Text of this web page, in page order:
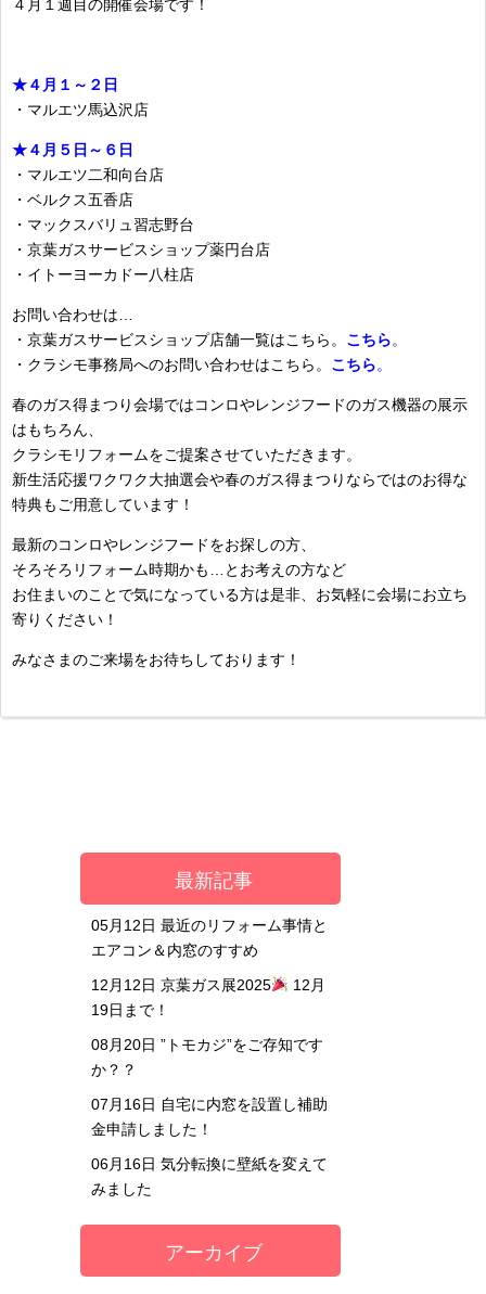
４月１週目の開催会場です！
★４月１～２日
・マルエツ馬込沢店
★４月５日～６日
・マルエツ二和向台店
・ベルクス五香店
・マックスバリュ習志野台
・京葉ガスサービスショップ薬円台店
・イトーヨーカドー八柱店
お問い合わせは…
・京葉ガスサービスショップ店舗一覧はこちら。 こちら。
・クラシモ事務局へのお問い合わせはこちら。 こちら。
春のガス得まつり会場ではコンロやレンジフードのガス機器の展示
はもちろん、
クラシモリフォームをご提案させていただきます。
新生活応援ワクワク大抽選会や春のガス得まつりならではのお得な
特典もご用意しています！
最新のコンロやレンジフードをお探しの方、
そろそろリフォーム時期かも…とお考えの方など
お住まいのことで気になっている方は是非、お気軽に会場にお立ち
寄りください！
みなさまのご来場をお待ちしております！
最新記事
05月12日 最近のリフォーム事情と
エアコン＆内窓のすすめ
12月12日 京葉ガス展2025
12月
19日まで！
08月20日 ”トモカジ”をご存知です
か？？
07月16日 自宅に内窓を設置し補助
金申請しました！
06月16日 気分転換に壁紙を変えて
みました
アーカイブ